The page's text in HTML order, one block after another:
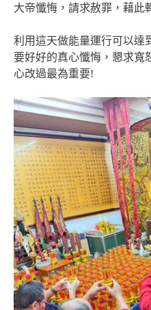
大帝懺悔，請求赦罪，藉此
利用這天做能量運行可以達
要好好的真心懺悔，懇求寬
心改過最為重要!